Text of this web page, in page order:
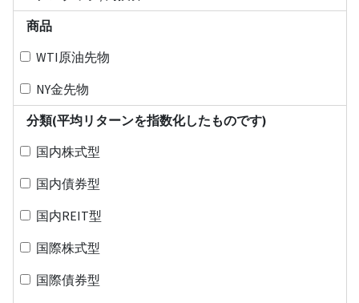
商品
WTI原油先物
NY金先物
分類(平均リターンを指数化したものです)
国内株式型
国内債券型
国内REIT型
国際株式型
国際債券型